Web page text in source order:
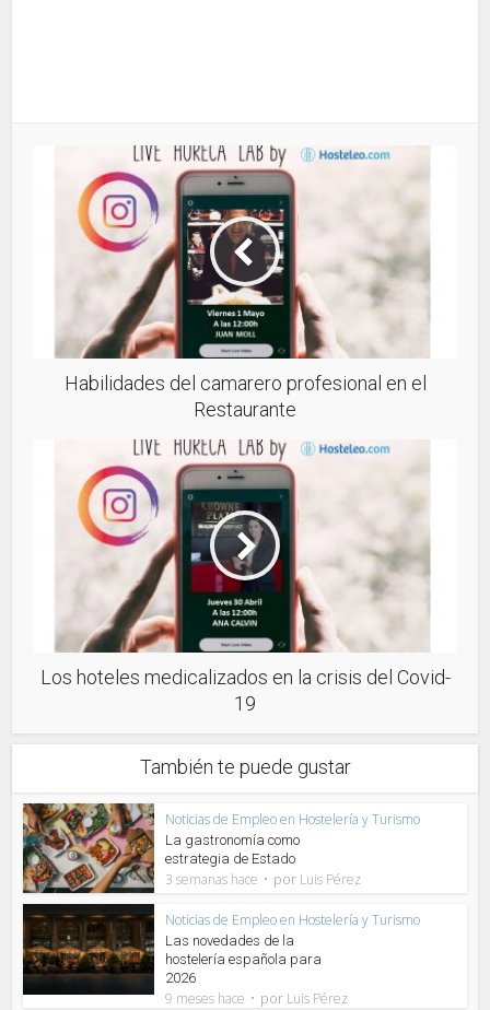
Habilidades del camarero profesional en el
Restaurante
Los hoteles medicalizados en la crisis del Covid-
19
También te puede gustar
Noticias de Empleo en Hostelería y Turismo
La gastronomía como
estrategia de Estado
3 semanas hace por Luis Pérez
Noticias de Empleo en Hostelería y Turismo
Las novedades de la
hostelería española para
2026
9 meses hace por Luis Pérez